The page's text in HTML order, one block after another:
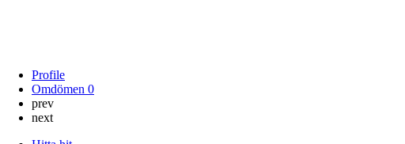
Profile
Omdömen 0
prev
next